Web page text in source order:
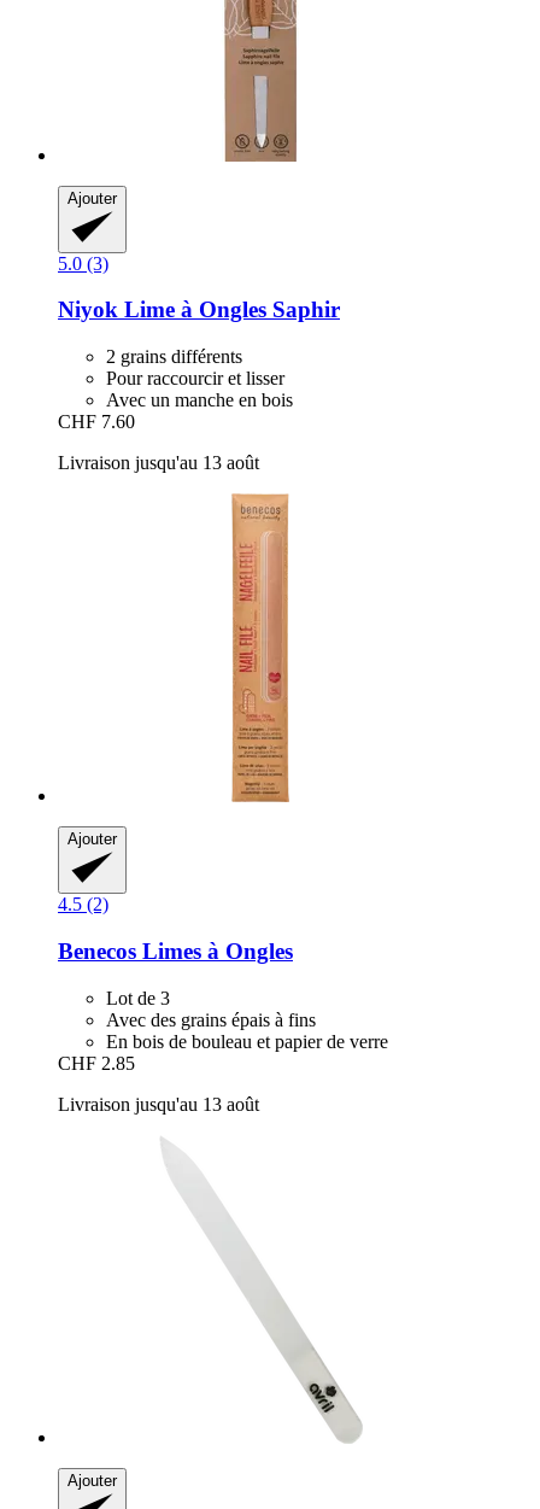
Ajouter
5.0 (3)
Niyok Lime à Ongles Saphir
2 grains différents
Pour raccourcir et lisser
Avec un manche en bois
CHF 7.60
Livraison jusqu'au 13 août
Ajouter
4.5 (2)
Benecos Limes à Ongles
Lot de 3
Avec des grains épais à fins
En bois de bouleau et papier de verre
CHF 2.85
Livraison jusqu'au 13 août
Ajouter